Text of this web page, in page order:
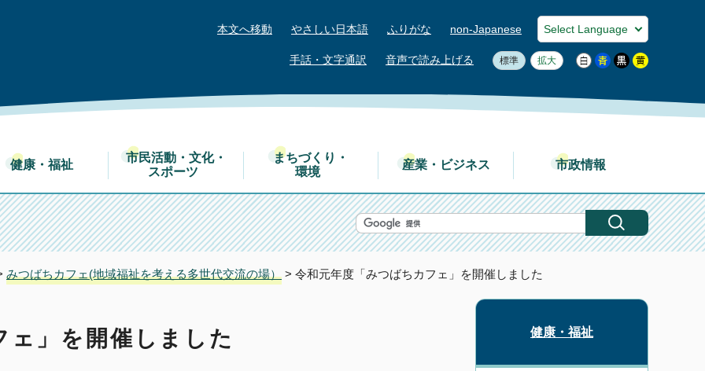
本文へ移動 やさしい日本語 ふりがな non-Japanese
手話・文字通訳 音声で読み上げる 標準 拡大
健康・福祉
市民活動・文化・
スポーツ
まちづくり・
環境
産業・ビジネス 市政情報
みつばちカフェ(地域福祉を考える多世代交流の場） > 令和元年度「みつばちカフェ」を開催しました
」を開催しました 健康・福祉